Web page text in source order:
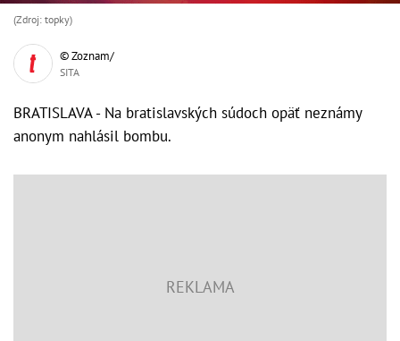
(Zdroj: topky)
© Zoznam/
SITA
BRATISLAVA - Na bratislavských súdoch opäť neznámy
anonym nahlásil bombu.